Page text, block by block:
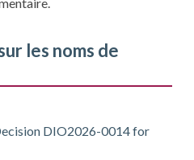
les noms de
DIO2026-0014 for